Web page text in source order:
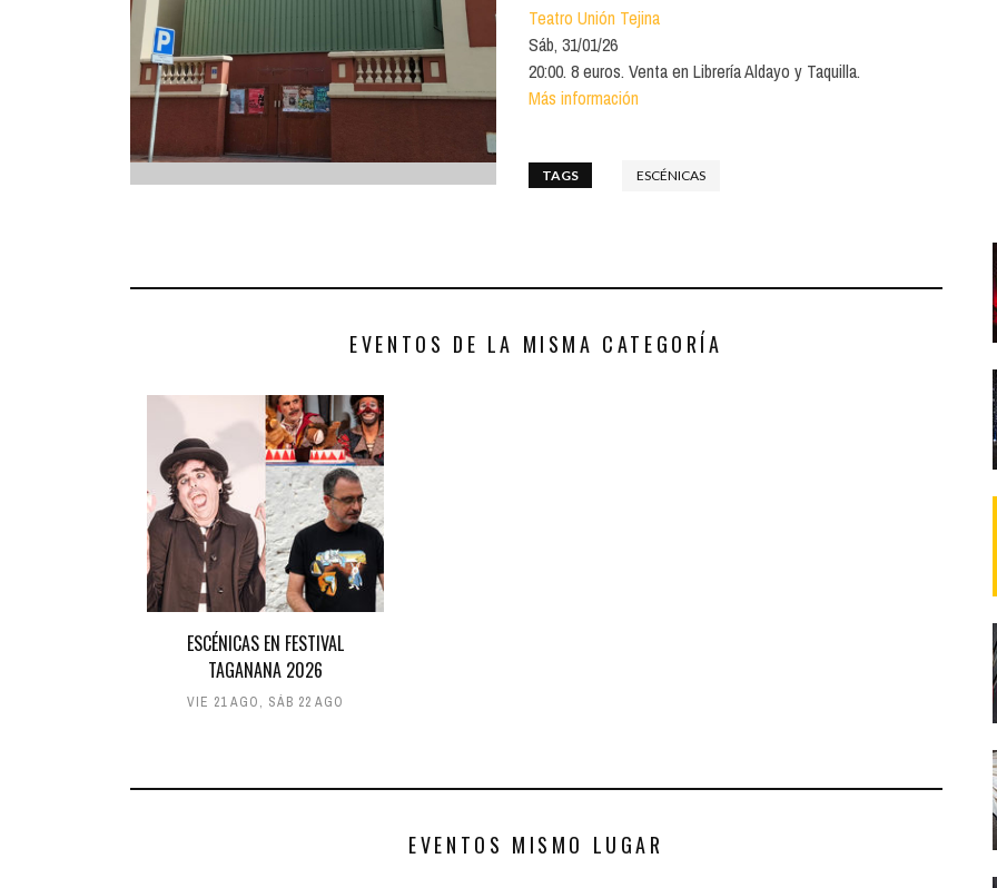
Islas
Música
LOCALES CON ACTUACIONES
COMERCIO
FORMATIVO
Teatro Unión Tejina
Sáb, 31/01/26
20:00. 8 euros. Venta en Librería Aldayo y Taquilla.
Más información
TAGS ESCÉNICAS
EVENTOS DE LA MISMA CATEGORÍA
ESCÉNICAS EN FESTIVAL
TAGANANA 2026
VIE 21 AGO, SÁB 22 AGO
EVENTOS MISMO LUGAR